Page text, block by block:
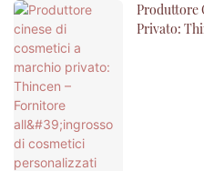
Produttore
Privato: